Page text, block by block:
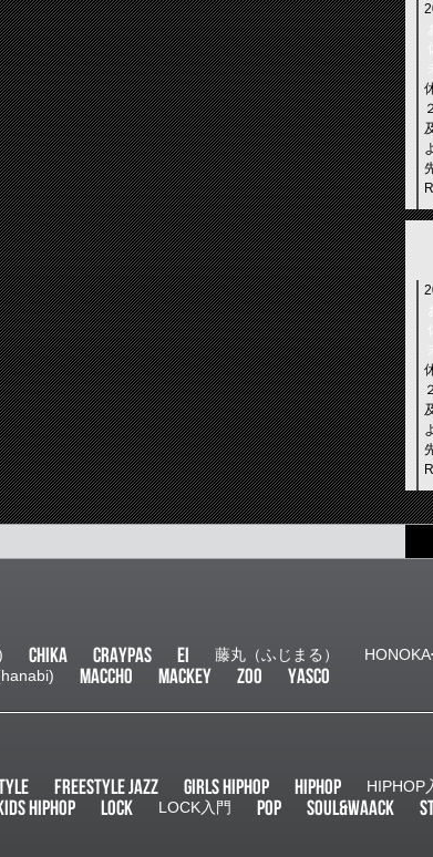
CHIKA CRAYPAS EI 藤丸（ふじまる）
MACCHO MACKEY ZOO YASCO
FREESTYLE JAZZ GIRLS HIPHOP HIPHOP HIPHOP
HIPHOP LOCK LOCK入門 POP SOUL&WAACK